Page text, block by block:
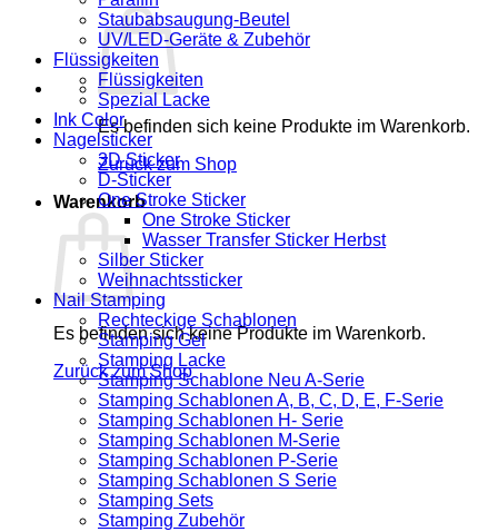
Es befinden sich keine Produkte im Warenkorb.
Zurück zum Shop
Warenkorb
Es befinden sich keine Produkte im Warenkorb.
Zurück zum Shop
Staubabsaugung-Beutel
UV/LED-Geräte & Zubehör
Flüssigkeiten
Flüssigkeiten
Spezial Lacke
Ink Color
Nagelsticker
3D Sticker
D-Sticker
One Stroke Sticker
One Stroke Sticker
Wasser Transfer Sticker Herbst
Silber Sticker
Weihnachtssticker
Nail Stamping
Rechteckige Schablonen
Stamping Gel
Stamping Lacke
Stamping Schablone Neu A-Serie
Stamping Schablonen A, B, C, D, E, F-Serie
Stamping Schablonen H- Serie
Stamping Schablonen M-Serie
Stamping Schablonen P-Serie
Stamping Schablonen S Serie
Stamping Sets
Stamping Zubehör